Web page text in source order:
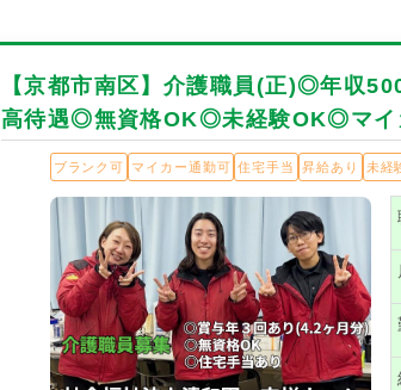
【京都市南区】介護職員(正)◎年収
高待遇◎無資格OK◎未経験OK◎マイ
ブランク可 マイカー通勤可 住宅手当 昇給あり 未経